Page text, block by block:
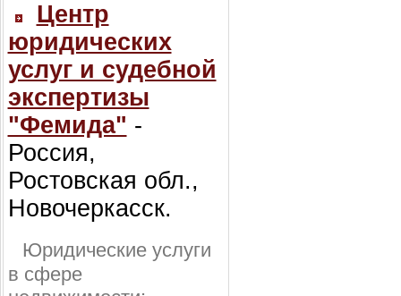
Центр
юридических
услуг и судебной
экспертизы
"Фемида" -
Россия,
Ростовская обл.,
Новочеркасск.
Юридические услуги
в сфере